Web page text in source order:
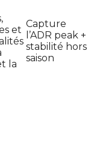
et
la
Capture
l’ADR peak +
stabilité hors
saison